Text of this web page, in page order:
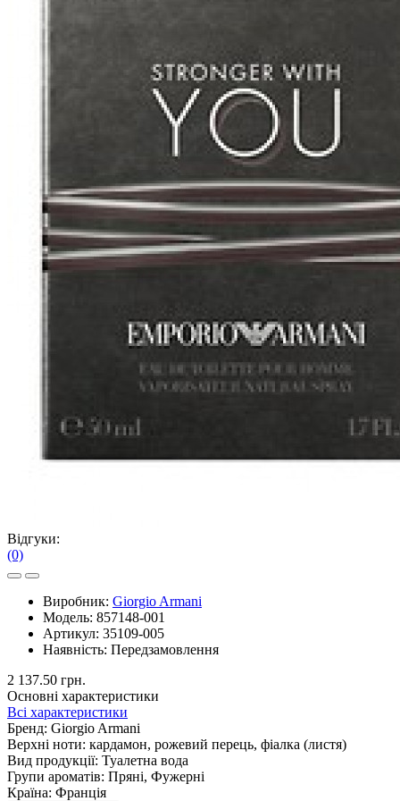
Відгуки:
(0)
Виробник: Giorgio Armani
Модель: 857148-001
Артикул: 35109-005
Наявність: Передзамовлення
2 137.50 грн.
Основні характеристики
Всі характеристики
Бренд: Giorgio Armani
Верхні ноти: кардамон, рожевий перець, фіалка (листя)
Вид продукції: Туалетна вода
Групи ароматів: Пряні, Фужерні
Країна: Франція